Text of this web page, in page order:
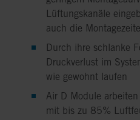
Lüftungskanäle
auch die
Durch ihre schlanke
Druckverlust im
wie gewohnt laufen
Air D Module
mit bis zu 85%